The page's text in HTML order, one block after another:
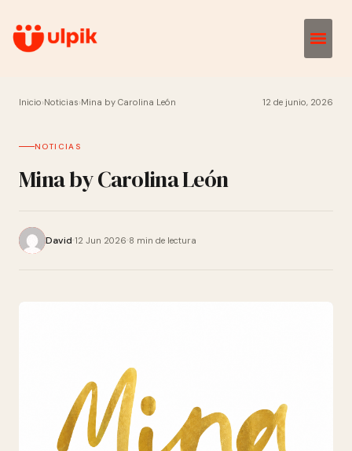
Inicio›Noticias›Mina by Carolina León 12 de junio, 2026
NOTICIAS
Mina by Carolina León
David 12 Jun 2026 8 min de lectura